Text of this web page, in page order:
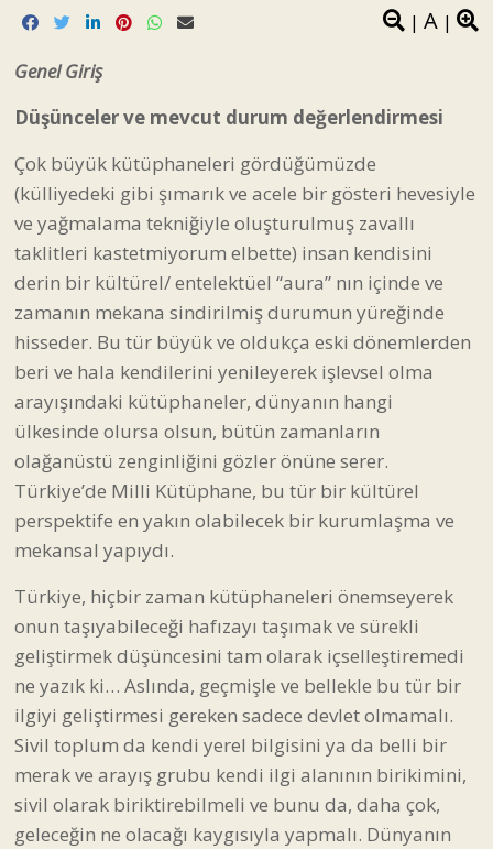
| A |
Genel Giriş
Düşünceler ve mevcut durum değerlendirmesi
Çok büyük kütüphaneleri gördüğümüzde
(külliyedeki gibi şımarık ve acele bir gösteri hevesiyle
ve yağmalama tekniğiyle oluşturulmuş zavallı
taklitleri kastetmiyorum elbette) insan kendisini
derin bir kültürel/ entelektüel “aura” nın içinde ve
zamanın mekana sindirilmiş durumun yüreğinde
hisseder. Bu tür büyük ve oldukça eski dönemlerden
beri ve hala kendilerini yenileyerek işlevsel olma
arayışındaki kütüphaneler, dünyanın hangi
ülkesinde olursa olsun, bütün zamanların
olağanüstü zenginliğini gözler önüne serer.
Türkiye’de Milli Kütüphane, bu tür bir kültürel
perspektife en yakın olabilecek bir kurumlaşma ve
mekansal yapıydı.
Türkiye, hiçbir zaman kütüphaneleri önemseyerek
onun taşıyabileceği hafızayı taşımak ve sürekli
geliştirmek düşüncesini tam olarak içselleştiremedi
ne yazık ki… Aslında, geçmişle ve bellekle bu tür bir
ilgiyi geliştirmesi gereken sadece devlet olmamalı.
Sivil toplum da kendi yerel bilgisini ya da belli bir
merak ve arayış grubu kendi ilgi alanının birikimini,
sivil olarak biriktirebilmeli ve bunu da, daha çok,
geleceğin ne olacağı kaygısıyla yapmalı. Dünyanın